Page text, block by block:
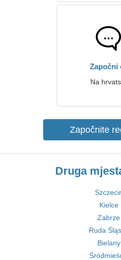
Započni
Na
Započnite
Druga
Kielce
Zabrze
Ruda
Bielany